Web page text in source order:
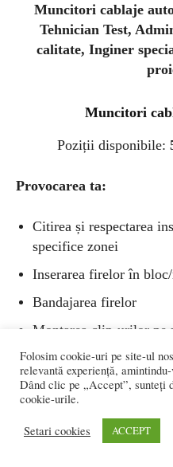
Muncitori cablaje
Tehnician Test,
calitate, Inginer
Muncitori
Poziții disponibile:
Provocarea ta:
Citirea și respectarea
specifice zonei
Inserarea firelor în
Bandajarea firelor
Montarea clip-urilor pe
Respectarea cu
de calitate
Folosim cookie-uri pe site-ul
relevantă experiență,
Dând clic pe „Accept”, sunteți
cookie-urile.
Setari cookies ACCEPT